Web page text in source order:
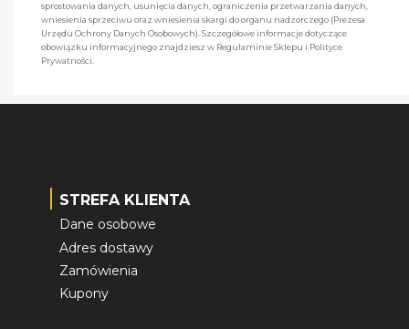
sprostowania danych, usunięcia danych, ograniczenia przetwarzania danych,
wniesienia sprzeciwu oraz wniesienia skargi do organu nadzorczego (Prezesa
Urzędu Ochrony Danych Osobowych). Szczegółowe informacje dotyczące
obowiązku informacyjnego znajdziesz w Regulaminie Sklepu i Polityce
Prywatności.
STREFA KLIENTA
Dane osobowe
Adres dostawy
Zamówienia
Kupony